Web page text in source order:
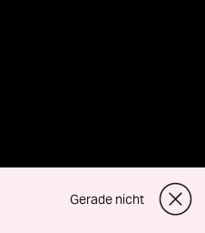
Gerade nicht